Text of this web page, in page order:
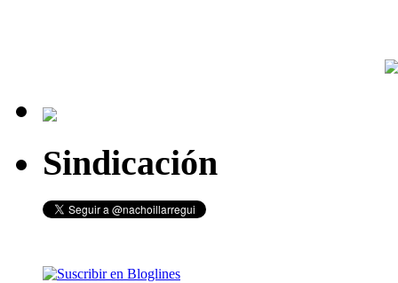
Sindicación